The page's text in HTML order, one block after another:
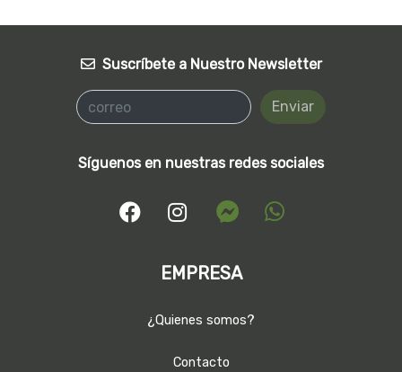
Suscríbete a Nuestro Newsletter
Enviar
Síguenos en nuestras redes sociales
EMPRESA
¿Quienes somos?
Contacto